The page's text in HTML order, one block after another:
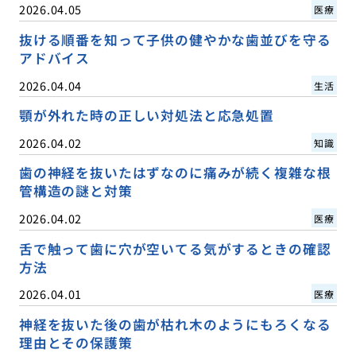
2026.04.05 医療
抜ける順番を知って子供の健やかな歯並びを守る
アドバイス
2026.04.04 生活
顎が外れた時の正しい対処法と応急処置
2026.04.02 知識
歯の神経を抜いたはずなのに痛みが続く複雑な根
管構造の謎と対策
2026.04.02 医療
舌で触って歯に穴が空いてる気がするときの確認
方法
2026.04.01 医療
神経を抜いた後の歯が枯れ木のようにもろくなる
理由とその保護策